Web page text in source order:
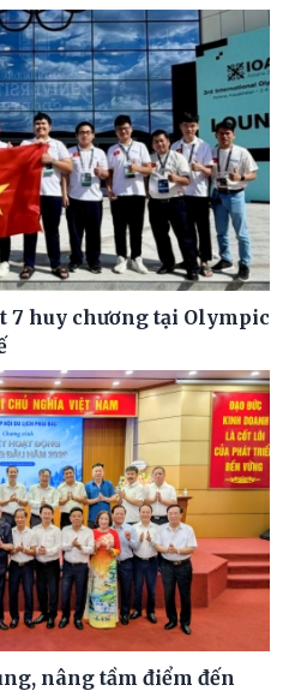
7 huy chương tại Olympic
nâng tầm điểm đến